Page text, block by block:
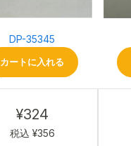
DP-35345
カートに入れる
¥324
税込 ¥356